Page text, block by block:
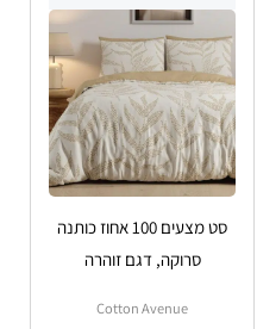
סט מצעים 100 אחוז כותנה
סרוקה, דגם זוהרה
Cotton Avenue
עדעד
⁦₪ 263.50⁩
יש
סוגים.
ניתן
לבחור
את
האפשרויות
בעמוד